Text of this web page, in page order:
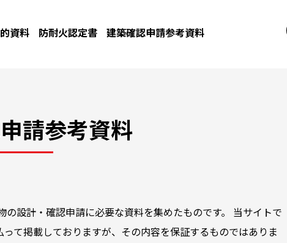
資料 防耐火認定書 建築確認申請参考資料
請参考資料
設計・確認申請に必要な資料を集めたものです。 当サイトで
て掲載しておりますが、その内容を保証するものではありま